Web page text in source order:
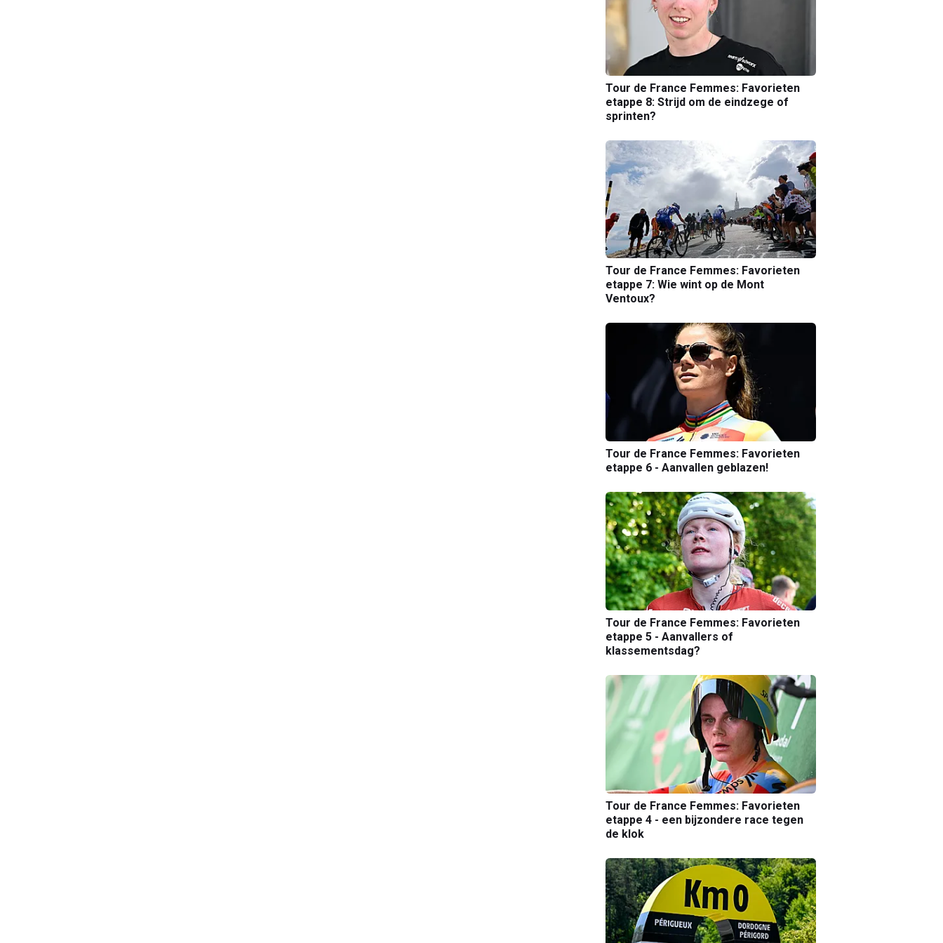
Tour de France Femmes: Favorieten
etappe 8: Strijd om de eindzege of
sprinten?
Tour de France Femmes: Favorieten
etappe 7: Wie wint op de Mont
Ventoux?
Tour de France Femmes: Favorieten
etappe 6 - Aanvallen geblazen!
Tour de France Femmes: Favorieten
etappe 5 - Aanvallers of
klassementsdag?
Tour de France Femmes: Favorieten
etappe 4 - een bijzondere race tegen
de klok